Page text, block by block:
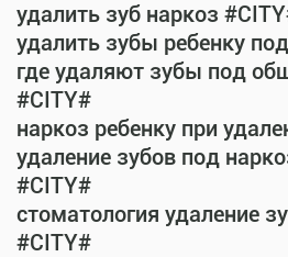
удалить зуб наркоз
удалить зубы ребенку
где удаляют зубы под
#CITY#
наркоз ребенку при
удаление зубов под
#CITY#
стоматология удаление
#CITY#